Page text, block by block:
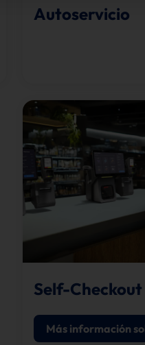
Autoservicio
Self-Checkout
Más información